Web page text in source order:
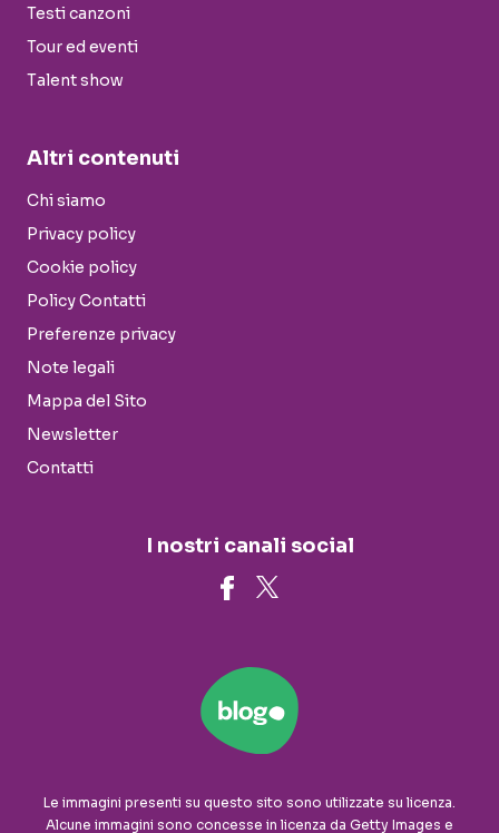
Testi canzoni
Tour ed eventi
Talent show
Altri contenuti
Chi siamo
Privacy policy
Cookie policy
Policy Contatti
Preferenze privacy
Note legali
Mappa del Sito
Newsletter
Contatti
I nostri canali social
Le immagini presenti su questo sito sono utilizzate su licenza.
Alcune immagini sono concesse in licenza da Getty Images e